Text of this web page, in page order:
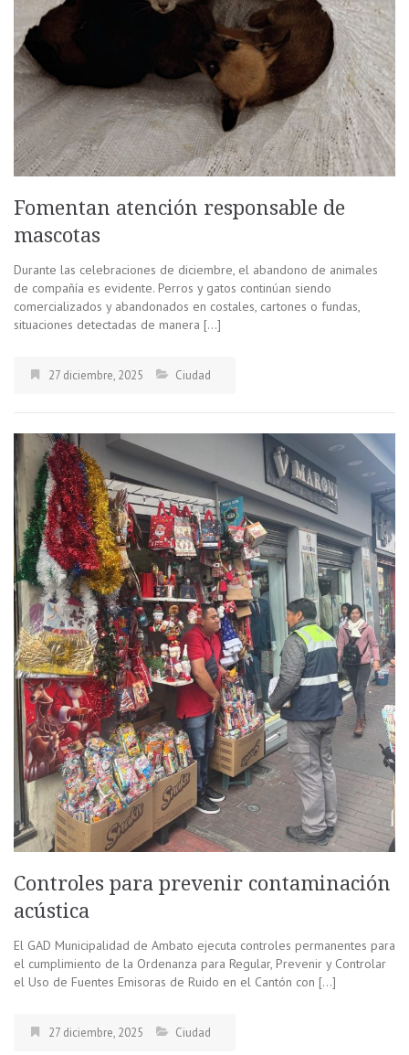
Fomentan atención responsable de
mascotas
Durante las celebraciones de diciembre, el abandono de animales
de compañía es evidente. Perros y gatos continúan siendo
comercializados y abandonados en costales, cartones o fundas,
situaciones detectadas de manera […]
27 diciembre, 2025 Ciudad
Controles para prevenir contaminación
acústica
El GAD Municipalidad de Ambato ejecuta controles permanentes para
el cumplimiento de la Ordenanza para Regular, Prevenir y Controlar
el Uso de Fuentes Emisoras de Ruido en el Cantón con […]
27 diciembre, 2025 Ciudad